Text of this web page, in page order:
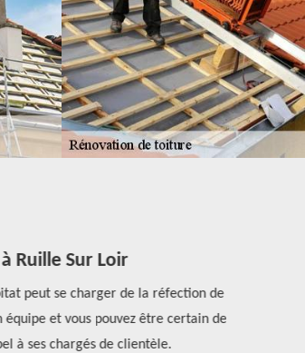
Sur Loir
peut se charger de la réfection de
et vous pouvez être certain de
à ses chargés de clientèle.